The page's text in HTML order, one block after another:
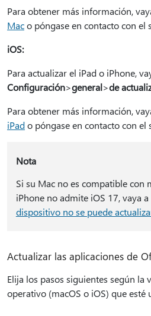
Para obtener más información,
Maco póngase en contacto con el
iOS:
Para actualizar el iPad o iPhone,
Configuración>general>de
Para obtener más información,
iPado póngase en contacto con el
Nota
Si su Mac no es compatible con
iPhone no admite iOS 17, vaya a
dispositivo no se puede
Actualizar las aplicaciones de
Elija los pasos siguientes según la
operativo (macOS o iOS) que esté